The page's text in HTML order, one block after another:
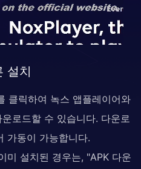
설치
클릭하여 녹스 앱플레이어와
로드할 수 있습니다. 다운로
가동이 가능합니다.
미 설치된 경우는, "APK 다운